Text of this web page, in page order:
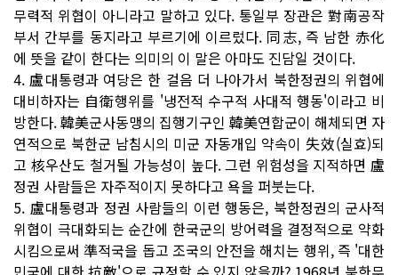
무력적 위협이 아니라고 말하고 있다. 통일부 장관은 對南공작
부서 간부를 동지라고 부르기에 이르렀다. 同志, 즉 남한 赤化
에 뜻을 같이 한다는 의미의 이 말은 아마도 진담일 것이다.
4. 盧대통령과 여당은 한 걸음 더 나아가서 북한정권의 위협에
대비하자는 自衛행위를 '냉전적 수구적 사대적 행동'이라고 비
방한다. 韓美군사동맹의 집행기구인 韓美연합군이 해체되면 자
연적으로 북한군 남침시의 미군 자동개입 약속이 失效(실효)되
고 核우산도 철거될 가능성이 높다. 그런 위험성을 지적하면 盧
정권 사람들은 자주적이지 못하다고 욕을 퍼붓는다.
5. 盧대통령과 정권 사람들의 이런 행동은, 북한정권의 군사적
위협이 극대화되는 순간에 한국군의 방어력을 결정적으로 약화
시킴으로써 準적국을 돕고 조국의 안전을 해치는 행위, 즉 '대한